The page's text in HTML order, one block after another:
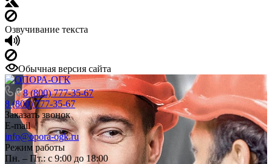
Озвучивание текста
Обычная версия сайта
8 (800) 777-35-67
8 (800) 777-35-67
Заказать звонок
E-mail
info@opora-ogk.ru
Режим работы
Пн. – Пт.: с 9:00 до 18:00